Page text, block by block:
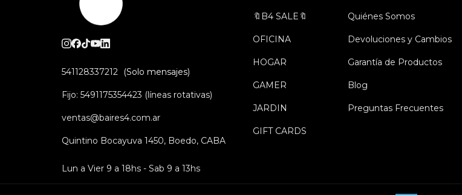
541128337212
Fijo: 5491175354423 (líneas rotativas)
ventas@baires4.com.ar
Quintino Bocayuva 1450, Boedo, CABA
Lun a Vier 9 a 18hs - Sab 9 a 13hs
🔖B4 SALE🔖
OFICINA
HOGAR
GAMER
JARDIN
GIFT CARDS
Quiénes Somos
Devoluciones y Cambios
Garantía de Productos
Blog
Preguntas Frecuentes